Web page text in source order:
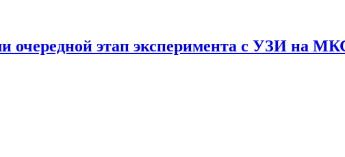
очередной этап эксперимента с УЗИ на